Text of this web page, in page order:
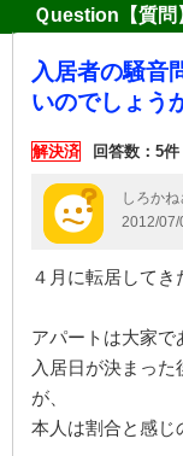
Ｑuestion【質問
入居者の騒音
いのでしょう
解決済 回答数：5件
しろかね
2012/07/
４月に転居してき
アパートは大家で
入居日が決まっ
が、
本人は割合と感じ